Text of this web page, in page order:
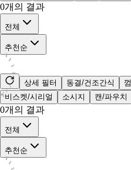
0개의 결과
전체
추천순
상세 필터 동결/건조간식 껌
비스켓/시리얼
소시지 캔/파우치
0개의 결과
전체
추천순